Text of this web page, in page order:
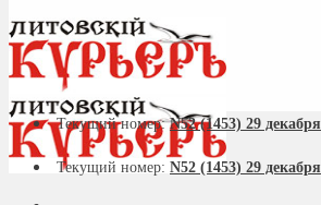
Текущий номер:N52 (1453) 29 декабря
Текущий номер: N52 (1453) 29 декабря